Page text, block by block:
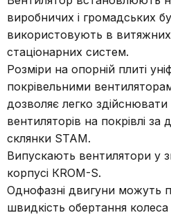
виробничих і громадських
використовують в
стаціонарних систем.
Розміри на опорній плиті
покрівельними
дозволяє легко
вентиляторів на покрівлі
склянки ЅТАМ.
Випускають вентилятори у
корпусі КROM-S.
Однофазні двигуни можуть
швидкість обертання